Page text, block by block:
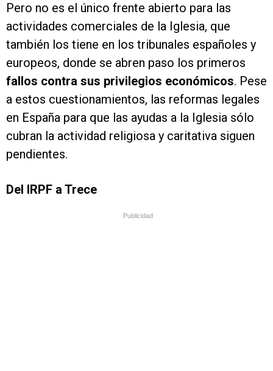
Pero no es el único frente abierto para las
actividades comerciales de la Iglesia, que
también los tiene en los tribunales españoles y
europeos, donde se abren paso los primeros
fallos contra sus privilegios económicos. Pese
a estos cuestionamientos, las reformas legales
en España para que las ayudas a la Iglesia sólo
cubran la actividad religiosa y caritativa siguen
pendientes.
Del IRPF a Trece
Publicidad